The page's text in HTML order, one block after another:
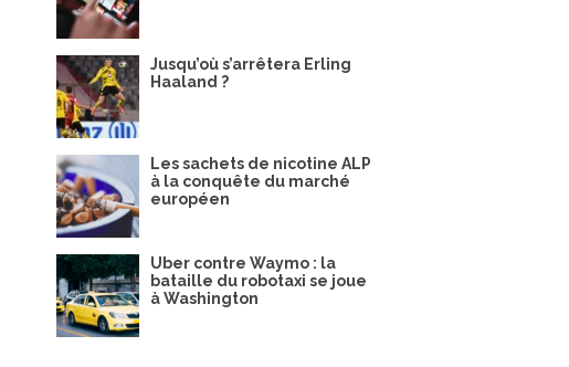
Jusqu’où s’arrêtera Erling
Haaland ?
Les sachets de nicotine ALP
à la conquête du marché
européen
Uber contre Waymo : la
bataille du robotaxi se joue
à Washington